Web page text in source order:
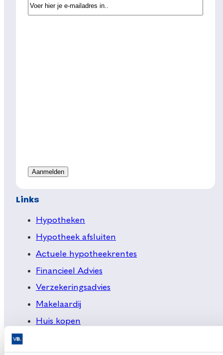
Links
Hypotheken
Hypotheek afsluiten
Actuele hypotheekrentes
Financieel Advies
Verzekeringsadvies
Makelaardij
Huis kopen